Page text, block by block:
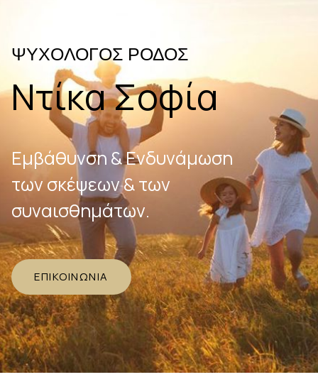
ΨΥΧΟΛΟΓΟΣ ΡΟΔΟΣ
Ντίκα Σοφία
Εμβάθυνση & Ενδυνάμωση
των σκέψεων & των
συναισθημάτων.
ΕΠΙΚΟΙΝΩΝΊΑ